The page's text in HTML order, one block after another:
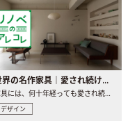
世界の名作家具｜愛され続ける理由と一生モノとの出会い方
家具には、何十年経っても愛され続ける「名作」と呼ばれるもの..
デザイン